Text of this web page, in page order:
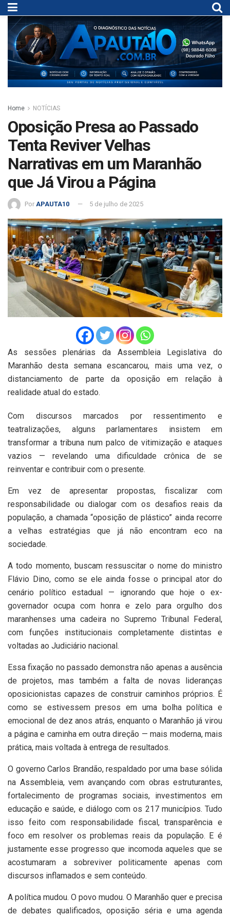
Home NOTÍCIAS
Oposição Presa ao Passado
Tenta Reviver Velhas
Narrativas em um Maranhão
que Já Virou a Página
Por APAUTA10 5 de julho de 2025
As sessões plenárias da Assembleia Legislativa do
Maranhão desta semana escancarou, mais uma vez, o
distanciamento de parte da oposição em relação à
realidade atual do estado.
Com discursos marcados por ressentimento e
teatralizações, alguns parlamentares insistem em
transformar a tribuna num palco de vitimização e ataques
vazios — revelando uma dificuldade crônica de se
reinventar e contribuir com o presente.
Em vez de apresentar propostas, fiscalizar com
responsabilidade ou dialogar com os desafios reais da
população, a chamada “oposição de plástico” ainda recorre
a velhas estratégias que já não encontram eco na
sociedade.
A todo momento, buscam ressuscitar o nome do ministro
Flávio Dino, como se ele ainda fosse o principal ator do
cenário político estadual — ignorando que hoje o ex-
governador ocupa com honra e zelo para orgulho dos
maranhenses uma cadeira no Supremo Tribunal Federal,
com funções institucionais completamente distintas e
voltadas ao Judiciário nacional.
Essa fixação no passado demonstra não apenas a ausência
de projetos, mas também a falta de novas lideranças
oposicionistas capazes de construir caminhos próprios. É
como se estivessem presos em uma bolha política e
emocional de dez anos atrás, enquanto o Maranhão já virou
a página e caminha em outra direção — mais moderna, mais
prática, mais voltada à entrega de resultados.
O governo Carlos Brandão, respaldado por uma base sólida
na Assembleia, vem avançando com obras estruturantes,
fortalecimento de programas sociais, investimentos em
educação e saúde, e diálogo com os 217 municípios. Tudo
isso feito com responsabilidade fiscal, transparência e
foco em resolver os problemas reais da população. E é
justamente esse progresso que incomoda aqueles que se
acostumaram a sobreviver politicamente apenas com
discursos inflamados e sem conteúdo.
A política mudou. O povo mudou. O Maranhão quer e precisa
de debates qualificados, oposição séria e uma agenda